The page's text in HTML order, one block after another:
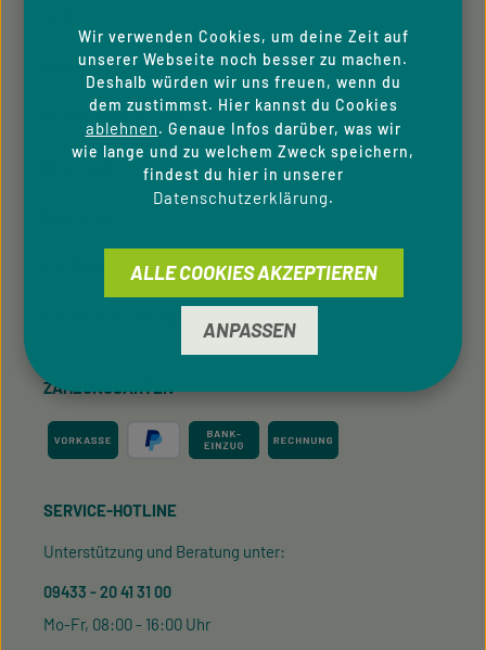
Datenschutzhinweise
Hinweisgeber­system
Für Privatkunden
ZAHLUNGSARTEN
SERVICE-HOTLINE
Unterstützung und Beratung unter:
09433 - 20 41 31 00
Mo-Fr, 08:00 - 16:00 Uhr
Wir verwenden Cookies, um deine Zeit auf
unserer Webseite noch besser zu machen.
Deshalb würden wir uns freuen, wenn du
dem zustimmst. Hier kannst du Cookies
ablehnen. Genaue Infos darüber, was wir
wie lange und zu welchem Zweck speichern,
findest du hier in unserer
Datenschutzerklärung.
ANPASSEN
ALLE COOKIES AKZEPTIEREN